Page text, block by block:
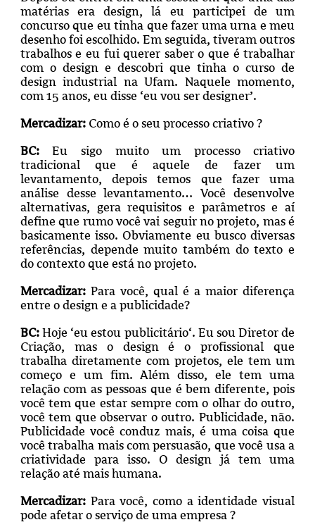
matérias era design, lá eu participei de um
concurso que eu tinha que fazer uma urna e meu
desenho foi escolhido. Em seguida, tiveram outros
trabalhos e eu fui querer saber o que é trabalhar
com o design e descobri que tinha o curso de
design industrial na Ufam. Naquele momento,
com 15 anos, eu disse ‘eu vou ser designer’.
Mercadizar: Como é o seu processo criativo ?
BC:Eu sigo muito um processo criativo
tradicional que é aquele de fazer um
levantamento, depois temos que fazer uma
análise desse levantamento… Você desenvolve
alternativas, gera requisitos e parâmetros e aí
define que rumo você vai seguir no projeto, mas é
basicamente isso. Obviamente eu busco diversas
referências, depende muito também do texto e
do contexto que está no projeto.
Mercadizar: Para você, qual é a maior diferença
entre o design e a publicidade?
BC: Hoje ‘eu estou publicitário‘. Eu sou Diretor de
Criação, mas o design é o profissional que
trabalha diretamente com projetos, ele tem um
começo e um fim. Além disso, ele tem uma
relação com as pessoas que é bem diferente, pois
você tem que estar sempre com o olhar do outro,
você tem que observar o outro. Publicidade, não.
Publicidade você conduz mais, é uma coisa que
você trabalha mais com persuasão, que você usa a
criatividade para isso. O design já tem uma
relação até mais humana.
Mercadizar: Para você, como a identidade visual
pode afetar o serviço de uma empresa ?